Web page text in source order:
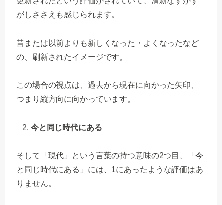
がしささえも感じられます。
昔または以前よりも新しくなった・よくなったなど
の、刷新されたイメージです。
この場合の視点は、過去から現在に向かった矢印、
つまり縦方向に向かっています。
今と同じ時代にある
そして「現代」という言葉の持つ意味の2つ目、「今
と同じ時代にある」には、1にあったような評価はあ
りません。